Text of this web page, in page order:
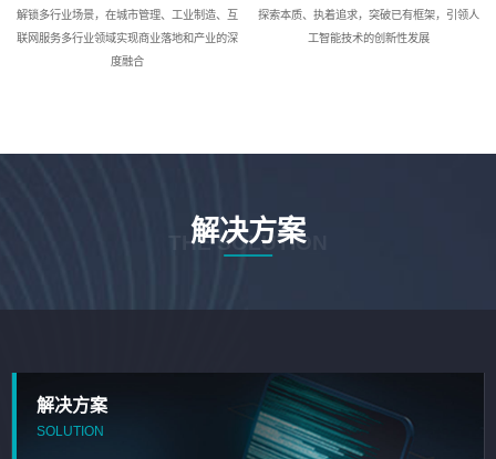
解锁多行业场景，在城市管理、工业制造、互
联网服务多行业领域实现商业落地和产业的深
度融合
探索本质、执着追求，突破已有框架，引领人
工智能技术的创新性发展
解决方案
THE SOLUTION
解决方案
SOLUTION